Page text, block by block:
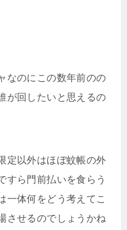
なのにこの数年前のの
が回したいと思えるの
定以外はほぼ蚊帳の外
すら門前払いを食らう
一体何をどう考えてこ
させるのでしょうかね